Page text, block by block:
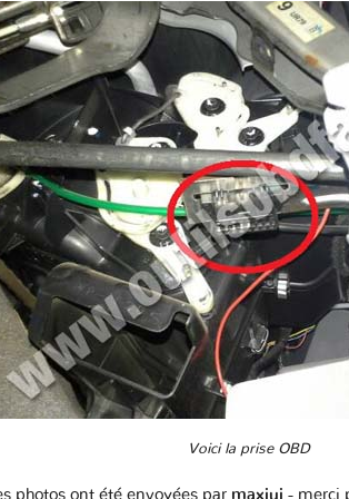
Voici la prise OBD
photos ont été envoyées par maxiui - merci